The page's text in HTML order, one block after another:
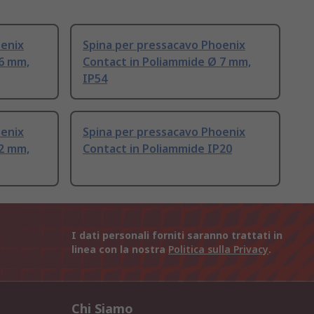
mm,
Spina per pressacavo Phoenix
Contact in Poliammide Ø 7 mm,
IP54
mm,
Spina per pressacavo Phoenix
Contact in Poliammide IP20
I dati personali forniti saranno trattati in
linea con la nostra Politica sulla Privacy.
Chi Siamo